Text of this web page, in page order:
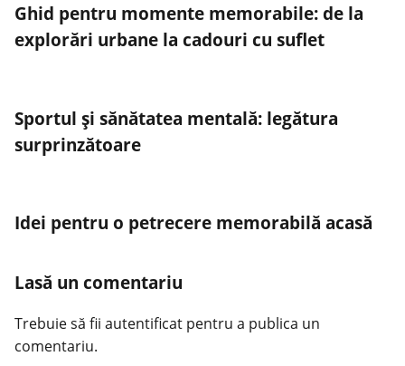
Ghid pentru momente memorabile: de la
explorări urbane la cadouri cu suflet
Sportul și sănătatea mentală: legătura
surprinzătoare
Idei pentru o petrecere memorabilă acasă
Lasă un comentariu
Trebuie să fii autentificat pentru a publica un
comentariu.